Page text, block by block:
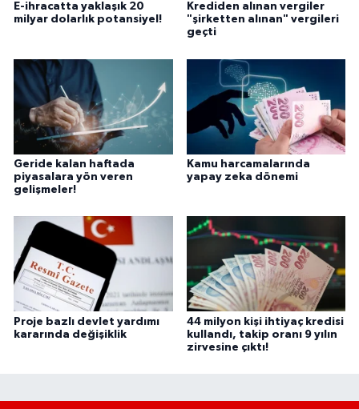
E-ihracatta yaklaşık 20
milyar dolarlık potansiyel!
Krediden alınan vergiler
"şirketten alınan" vergileri
geçti
Geride kalan haftada
piyasalara yön veren
gelişmeler!
Kamu harcamalarında
yapay zeka dönemi
Proje bazlı devlet yardımı
kararında değişiklik
44 milyon kişi ihtiyaç kredisi
kullandı, takip oranı 9 yılın
zirvesine çıktı!